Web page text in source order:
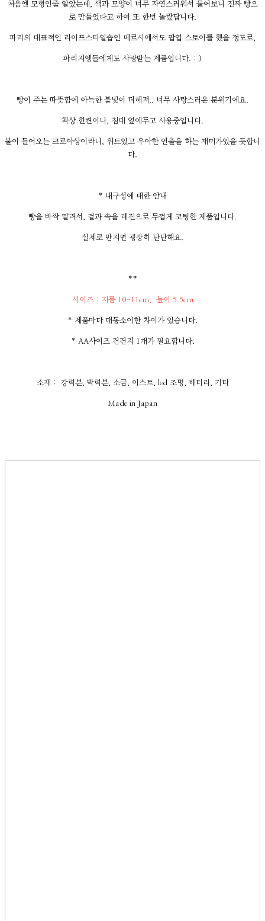
처음엔 모형인줄 알았는데, 색과 모양이 너무 자연스러워서 물어보니 진짜 빵으
로 만들었다고 하여 또 한번 놀랐답니다.
파리의 대표적인 라이프스타일숍인 메르시에서도 팝업 스토어를 했을 정도로,
파리지엥들에게도 사랑받는 제품입니다. : )
빵이 주는 따뜻함에 아늑한 불빛이 더해져.. 너무 사랑스러운 분위기에요.
책상 한켠이나, 침대 옆에두고 사용중입니다.
불이 들어오는 크로아상이라니, 위트있고 우아한 연출을 하는 재미가있을 듯합니
다.
* 내구성에 대한 안내
빵을 바싹 말려서, 겉과 속을 레진으로 두껍게 코팅한 제품입니다.
실제로 만지면 굉장히 단단해요.
**
사이즈 : 지름 10-11cm, 높이 5.5cm
* 제품마다 대동소이한 차이가 있습니다.
* AA사이즈 건건지 1개가 필요합니다.
소재 : 강력분, 박력분, 소금, 이스트, led 조명, 배터리, 기타
Made in Japan